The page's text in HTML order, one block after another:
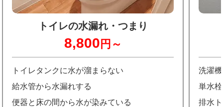
トイレの水漏れ・つまり
8,800 円～
トイレタンクに水が溜まらない
給水管から水漏れする
便器と床の間から水が染みている
洗濯
単水
排水